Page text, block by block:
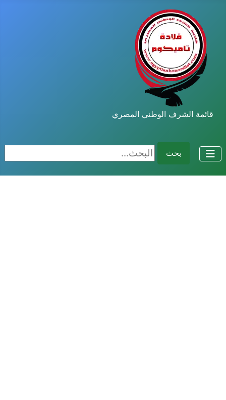
قائمة الشرف الوطني المصري
بحث البحث...